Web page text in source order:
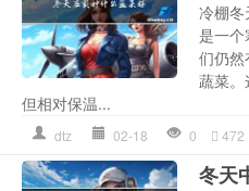
冷棚
是一
们仍
蔬菜。
但相对保温...
dtz 02-18 0 472
冬天